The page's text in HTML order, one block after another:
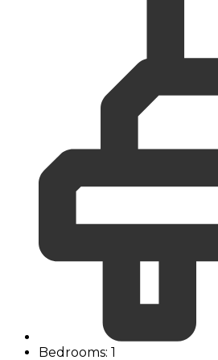
Bedrooms: 1